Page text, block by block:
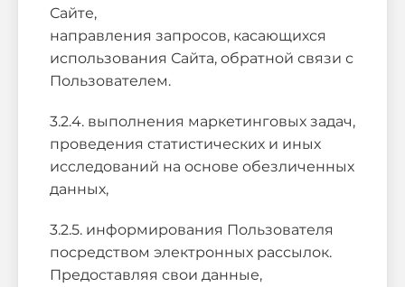
Сайте,
направления запросов, касающихся
использования Сайта, обратной связи с
Пользователем.
3.2.4. выполнения маркетинговых задач,
проведения статистических и иных
исследований на основе обезличенных
данных,
3.2.5. информирования Пользователя
посредством электронных рассылок.
Предоставляя свои данные,